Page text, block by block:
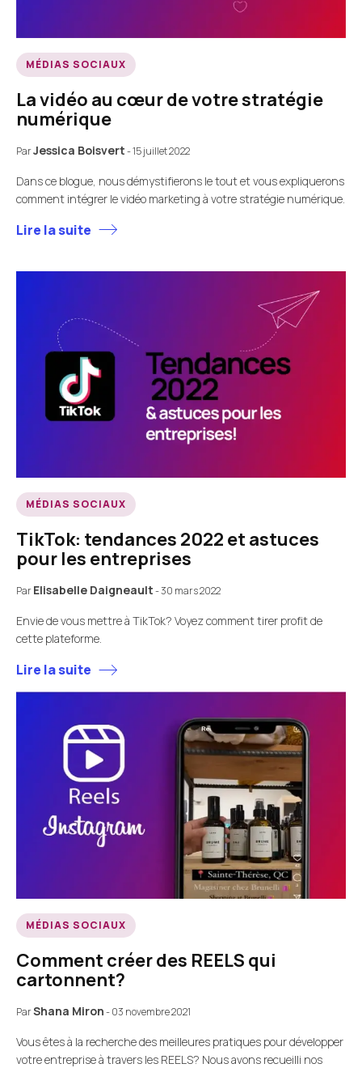
MÉDIAS SOCIAUX
La vidéo au cœur de votre stratégie
numérique
ParJessica Boisvert-15 juillet 2022
Dans ce blogue, nous démystifierons le tout et vous expliquerons
comment intégrer le vidéo marketing à votre stratégie numérique.
Lire la suite
MÉDIAS SOCIAUX
TikTok: tendances 2022 et astuces
pour les entreprises
ParElisabelle Daigneault-30 mars 2022
Envie de vous mettre à TikTok? Voyez comment tirer profit de
cette plateforme.
Lire la suite
MÉDIAS SOCIAUX
Comment créer des REELS qui
cartonnent?
ParShana Miron-03 novembre 2021
Vous êtes à la recherche des meilleures pratiques pour développer
votre entreprise à travers les REELS? Nous avons recueilli nos